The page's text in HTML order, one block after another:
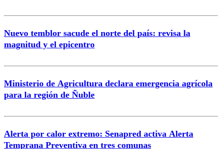
Nuevo temblor sacude el norte del país: revisa la
magnitud y el epicentro
Ministerio de Agricultura declara emergencia agrícola
para la región de Ñuble
Alerta por calor extremo: Senapred activa Alerta
Temprana Preventiva en tres comunas